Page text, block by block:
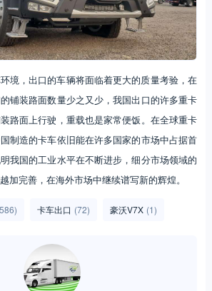
境，出口的车辆将面临着更大的质量考验，在
铺装路面数量少之又少，我国出口的许多重卡
路面上行驶，重载也是家常便饭。在全球重卡
制造的卡车依旧能在许多国家的市场中占据首
我国的工业水平在不断进步，细分市场领域的
加完善，在海外市场中继续谱写新的辉煌。
卡车出口 (72) 豪沃V7X (1)